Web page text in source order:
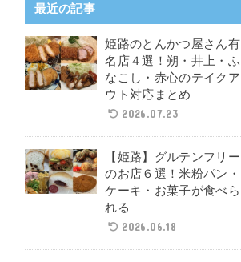
最近の記事
姫路のとんかつ屋さん有
名店４選！朔・井上・ふ
なこし・赤心のテイクア
ウト対応まとめ
2026.07.23
【姫路】グルテンフリー
のお店６選！米粉パン・
ケーキ・お菓子が食べら
れる
2026.06.18